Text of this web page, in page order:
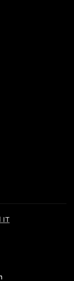
IT